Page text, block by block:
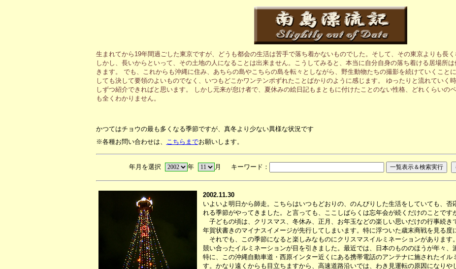
生まれてから19年間過ごした東京ですが、どうも都会の生活は苦手で落ち着かないものでした。そして、その東京よりも長く
しかし、長いからといって、その土地の人になることは出来ません。こうしてみると、本当に自分自身の落ち着ける居場所
きます。 でも、これからも沖縄に住み、あちらの島やこちらの島を転々としながら、野生動物たちの撮影を続けていくこと
しても決して要領のよいものでなく、いつもどこかワンテンポずれたことばかりのように感じます。 ゆったりと流れていく
しずつ紹介できればと思います。 しかし元来が怠け者で、夏休みの絵日記もまともに付けたことのない性格、どれくらいの
も全くわかりません。
かつてはチョウの最も多くなる季節ですが、真冬より少ない異様な状況です
※各種お問い合わせは、 こちらまでお願いします。
年月を選択 年 月 キーワード：
2002.11.30
いよいよ明日から師走。こちらはいつもどおりの、のんびりした生活をしていても、否
れる季節がやってきました。と言っても、ここしばらくは忘年会が続くだけのことで
子どもの頃は、クリスマス、冬休み、正月、お年玉などの楽しい思いだけの行事続き
年賀状書きのマイナスイメージが先行してしまいます。特に浮ついた歳末商戦を見る度
それでも、この季節になると楽しみなものにクリスマスイルミネーションがあります
競い合ったイルミネーションが目を引きました。最近では、日本のもののほうが年々、
特に、この沖縄自動車道・西原インター近くにある携帯電話のアンテナに施されたイル
す。かなり遠くからも目立ちますから、高速道路沿いでは、わき見運転の原因になりや